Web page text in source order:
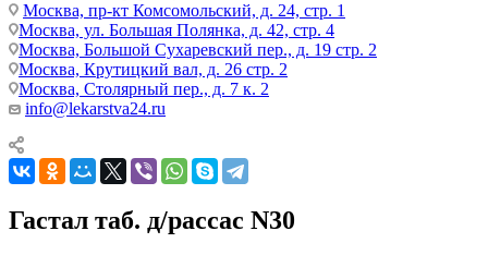
Москва, пр-кт Комсомольский, д. 24, стр. 1
Москва, ул. Большая Полянка, д. 42, стр. 4
Москва, Большой Сухаревский пер., д. 19 стр. 2
Москва, Крутицкий вал, д. 26 стр. 2
Москва, Столярный пер., д. 7 к. 2
info@lekarstva24.ru
Гастал таб. д/рассас N30